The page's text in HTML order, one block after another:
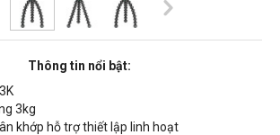
Thông tin nổi bật:
3kg
khớp hỗ trợ thiết lập linh hoạt